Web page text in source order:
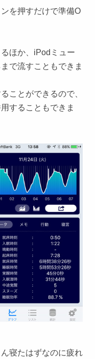
を押すだけで準備O
ほか、iPodミュー
で流すこともできま
ことができるので、
することもできま
寝たはずなのに疲れ